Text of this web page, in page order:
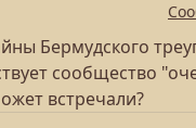
Бермудского
сообщество
встречали?